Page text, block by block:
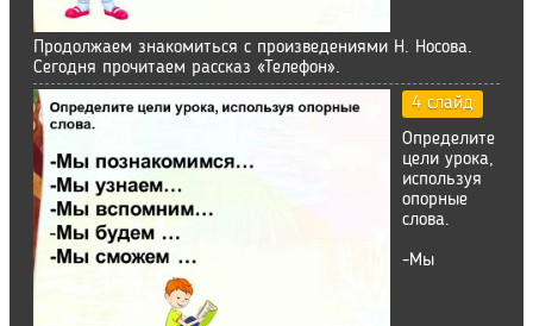
Продолжаем знакомиться с произведениями Н. Носова.
Сегодня прочитаем рассказ «Телефон».
4 слайд
Определите
цели урока,
используя
опорные
слова.
-Мы